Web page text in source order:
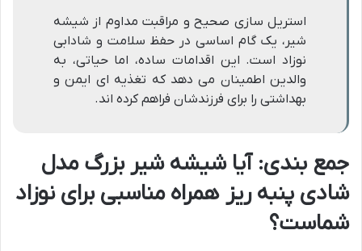
استریل سازی صحیح و مراقبت مداوم از شیشه
شیر، یک گام اساسی در حفظ سلامت و شادابی
نوزاد است. این اقدامات ساده، اما حیاتی، به
والدین اطمینان می دهد که تغذیه ای ایمن و
بهداشتی را برای فرزندشان فراهم کرده اند.
جمع بندی: آیا شیشه شیر بزرگ مدل
شادی پنبه ریز همراه مناسبی برای نوزاد
شماست؟